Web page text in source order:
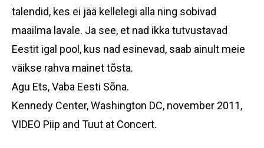
talendid, kes ei jää kellelegi alla ning sobivad
maailma lavale. Ja see, et nad ikka tutvustavad
Eestit igal pool, kus nad esinevad, saab ainult meie
väikse rahva mainet tõsta.
Agu Ets,Vaba Eesti Sõna.
Kennedy Center, Washington DC, november 2011,
VIDEO Piip and Tuut at Concert.